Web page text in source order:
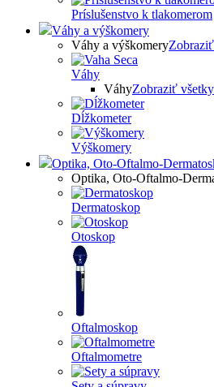
Príslušenstvo k tlakomerom
Váhy a výškomery
Váhy a výškomery
Váhy
VáhyZobraziť všetky
Dĺžkometer
Výškomery
Optika, Oto-Oftalmo-
Optika, Oto-Oftalmo-
Dermatoskop
Otoskop
Oftalmoskop
Oftalmometre